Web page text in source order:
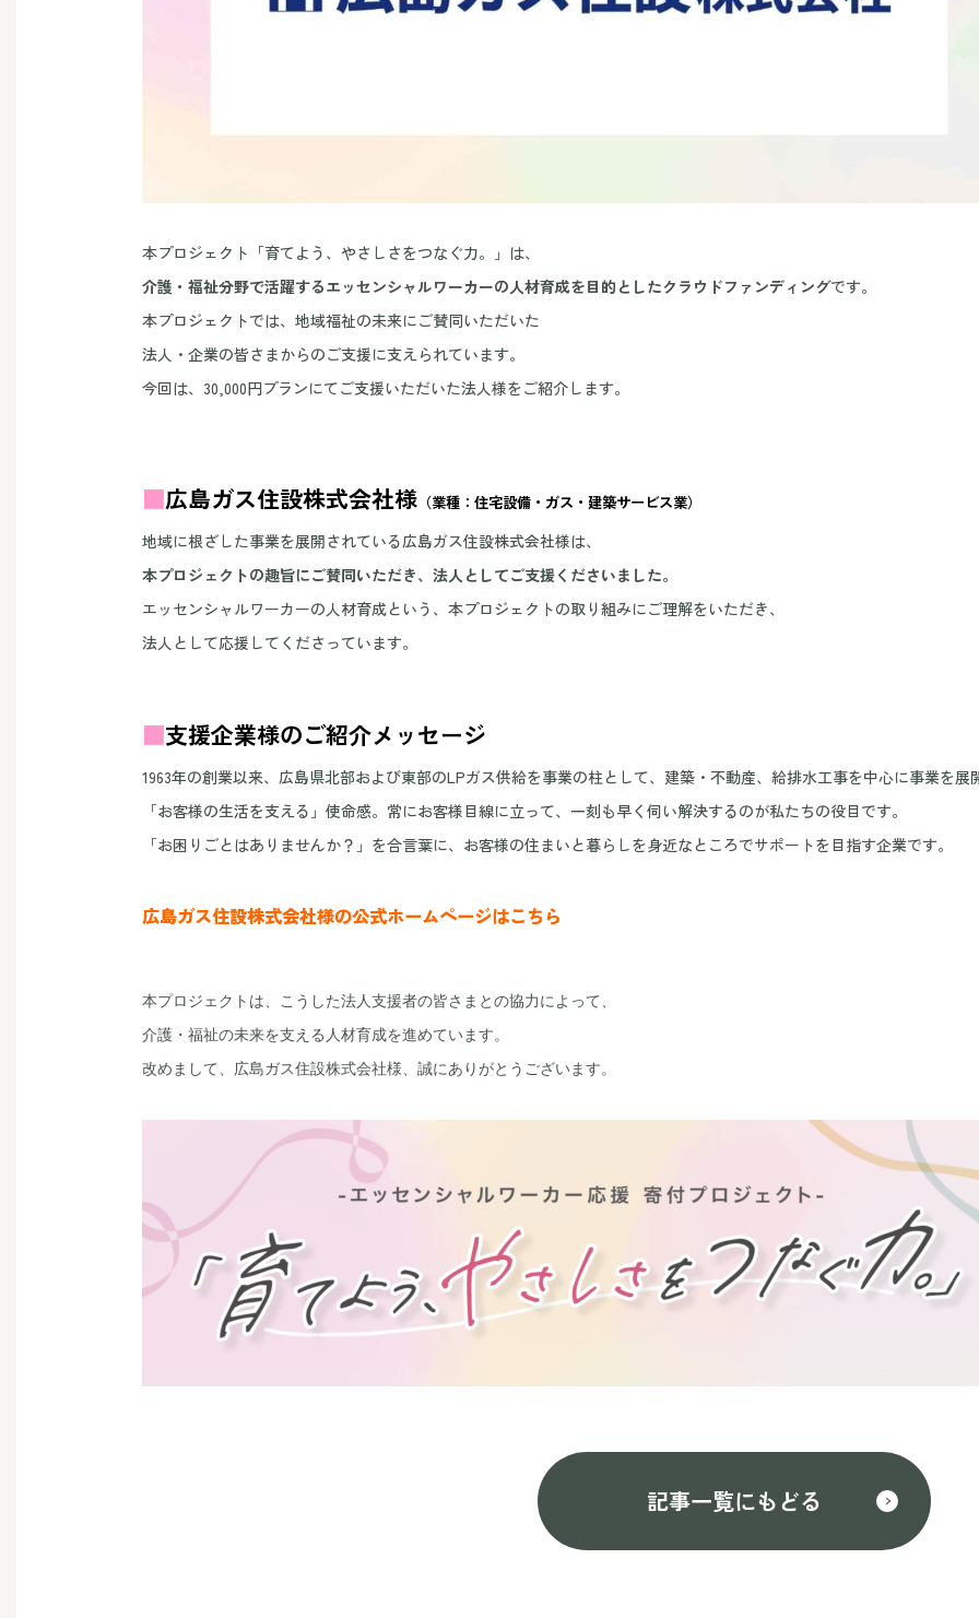
本プロジェクト「育てよう、やさしさをつなぐ力。」は、
介護・福祉分野で活躍するエッセンシャルワーカーの人材育成を目的としたクラウドファンディングです。
本プロジェクトでは、地域福祉の未来にご賛同いただいた
法人・企業の皆さまからのご支援に支えられています。
今回は、30,000円プランにてご支援いただいた法人様をご紹介します。
■広島ガス住設株式会社様 （業種：住宅設備・ガス・建築サービス業）
地域に根ざした事業を展開されている広島ガス住設株式会社様は、
本プロジェクトの趣旨にご賛同いただき、法人としてご支援くださいました。
エッセンシャルワーカーの人材育成という、本プロジェクトの取り組みにご理解をいただき、
法人として応援してくださっています。
■支援企業様のご紹介メッセージ
1963年の創業以来、広島県北部および東部のLPガス供給を事業の柱として、建築・不動産、給排水工事を中心に事業を展
「お客様の生活を支える」使命感。常にお客様目線に立って、一刻も早く伺い解決するのが私たちの役目です。
「お困りごとはありませんか？」を合言葉に、お客様の住まいと暮らしを身近なところでサポートを目指す企業です。
広島ガス住設株式会社様の公式ホームページはこちら
本プロジェクトは、こうした法人支援者の皆さまとの協力によって、
介護・福祉の未来を支える人材育成を進めています。
改めまして、広島ガス住設株式会社様、誠にありがとうございます。
記事一覧にもどる